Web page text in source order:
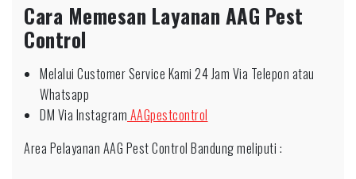
Cara Memesan Layanan AAG Pest
Control
Melalui Customer Service Kami 24 Jam Via Telepon atau
Whatsapp
DM Via Instagram AAGpestcontrol
Area Pelayanan AAG Pest Control Bandung meliputi :